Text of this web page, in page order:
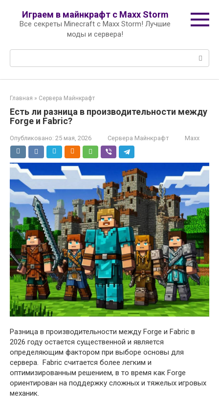
контенту
Играем в майнкрафт с Maxx Storm
Все секреты Minecraft с Maxx Storm! Лучшие
моды и сервера!
Главная » Сервера Майнкрафт
Есть ли разница в производительности между
Forge и Fabric?
Опубликовано: 25 мая, 2026 Сервера Майнкрафт Maxx
Разница в производительности между Forge и Fabric в
2026 году остается существенной и является
определяющим фактором при выборе основы для
сервера. Fabric считается более легким и
оптимизированным решением, в то время как Forge
ориентирован на поддержку сложных и тяжелых игровых
механик.